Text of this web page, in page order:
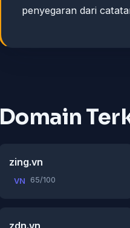
penyegaran dari
Domain
zing.vn
VN 65/100